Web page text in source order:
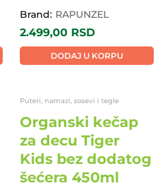
Brand: RAPUNZEL
2.499,00 RSD
DODAJ U KORPU
Puteri, namazi, sosevi i tegle
Organski kečap
za decu Tiger
Kids bez dodatog
šećera 450ml